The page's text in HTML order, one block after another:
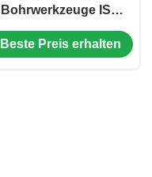
Bohrwerkzeuge ISO
FHO537G HDD für
Loch-Öffner-Bohrung
Beste Preis erhalten